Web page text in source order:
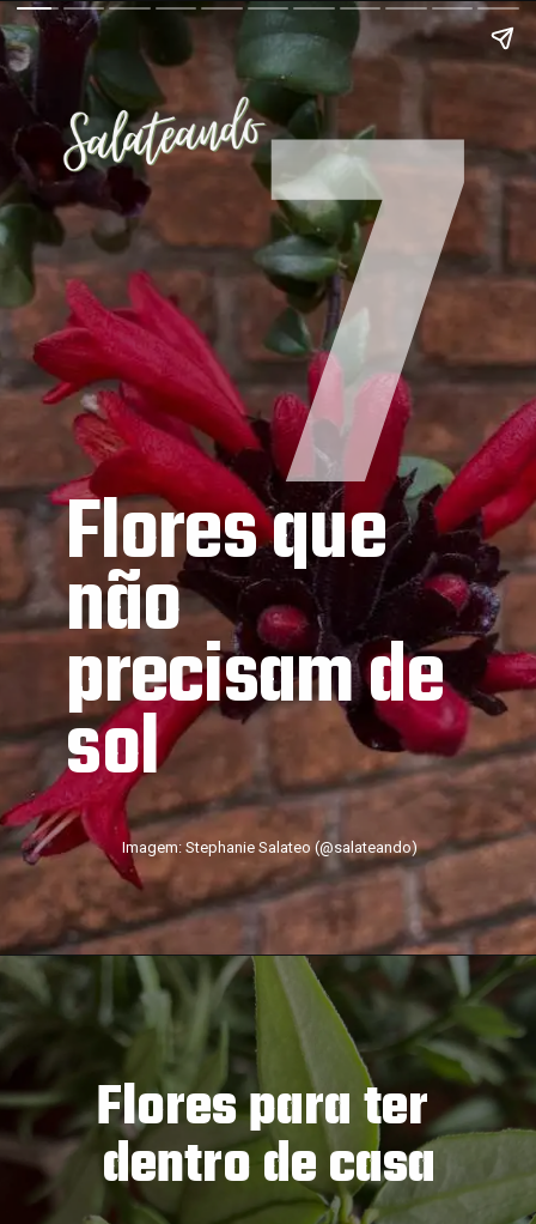
7
Imagem: Stephanie Salateo (@salateando)
Flores que
não
precisam de
sol
Flores para ter
dentro de casa